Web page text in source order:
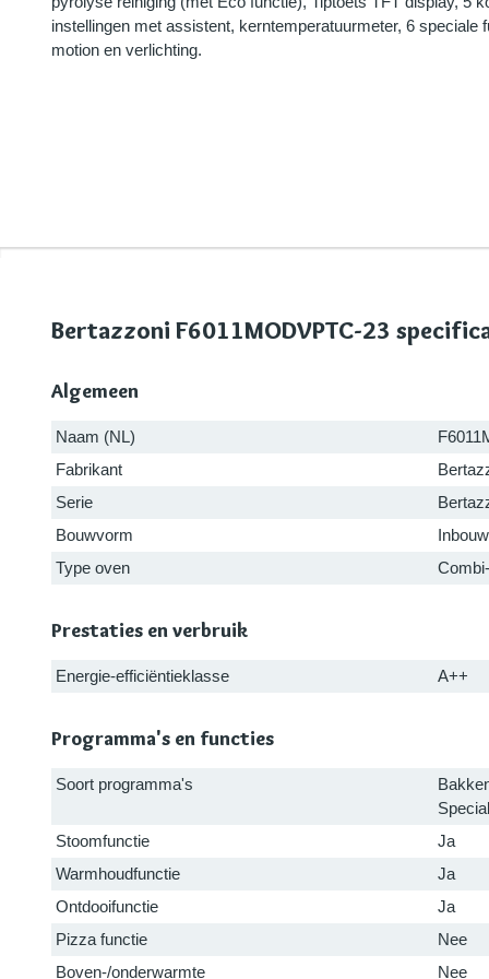
instellingen met assistent, kerntemperatuurmeter, 6 speciale
motion en verlichting.
Bertazzoni F6011MODVPTC-23
Algemeen
Naam (NL)
Fabrikant
Serie
Bouwvorm
Inbouw
Type oven
Prestaties en verbruik
Energie-efficiëntieklasse A++
Programma's en functies
Soort programma's
Stoomfunctie
Ja
Warmhoudfunctie
Ja
Ontdooifunctie
Ja
Pizza functie
Nee
Boven-/onderwarmte
Nee